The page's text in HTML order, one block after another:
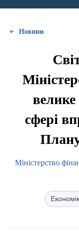
Новини
велике
сфері
Міністерство